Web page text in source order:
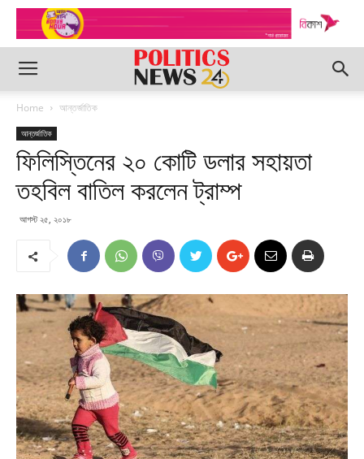
Home আন্তর্জাতিক
আন্তর্জাতিক
ফিলিস্তিনের ২০ কোটি ডলার সহায়তা
তহবিল বাতিল করলেন ট্রাম্প
আগস্ট ২৫, ২০১৮